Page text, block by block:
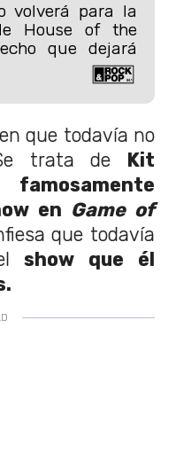
volverá para la
House of the
que dejará
que todavía no
trata de Kit
en Game of
que todavía
show que él